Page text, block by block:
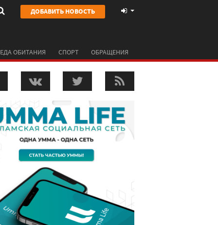
ДОБАВИТЬ НОВОСТЬ
ОБИТАНИЯ СПОРТ ОБРАЩЕНИЯ